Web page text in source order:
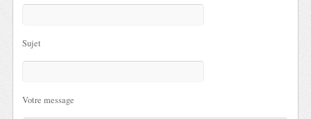
Sujet
Votre message